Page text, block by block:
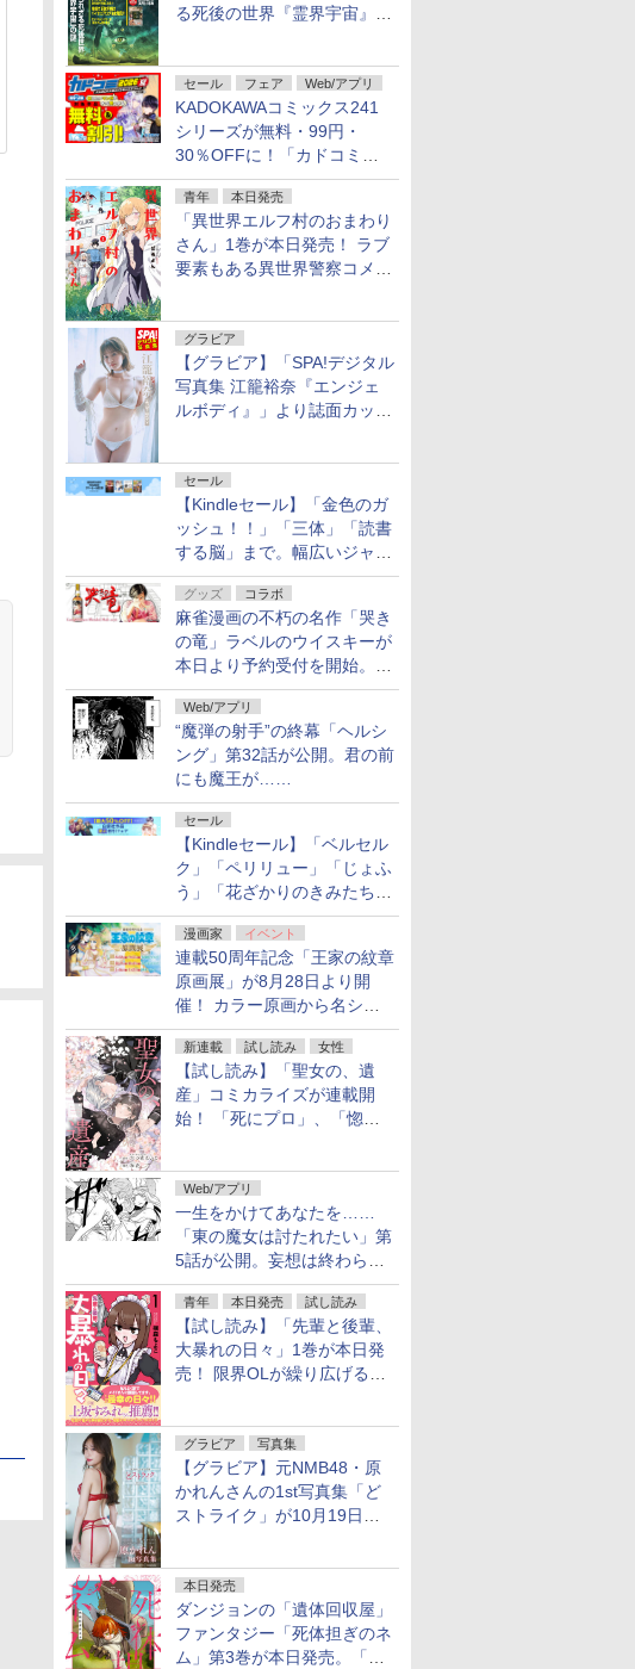
る死後の世界『霊界宇宙』の
セール フェア Web/アプリ
KADOKAWAコミックス241
シリーズが無料・99円・
30％OFFに！「カドコミフ
ェア 2026」第2弾が開催中！
青年 本日発売
「異世界エルフ村のおまわり
さん」1巻が本日発売！ ラブ
要素もある異世界警察コメデ
グラビア
【グラビア】「SPA!デジタル
写真集 江籠裕奈『エンジェ
ルボディ』」より誌面カット
セール
【Kindleセール】「金色のガ
ッシュ！！」「三体」「読書
する脳」まで。幅広いジャン
ルの電子書籍が最大65％オ
フ！「Kindle本サマーセー
ル」第2弾が開催中！
グッズ コラボ
麻雀漫画の不朽の名作「哭き
の竜」ラベルのウイスキーが
本日より予約受付を開始。8
月16日まで
Web/アプリ
“魔弾の射手”の終幕「ヘルシ
ング」第32話が公開。君の前
にも魔王が……
セール
【Kindleセール】「ベルセル
ク」「ペリリュー」「じょふ
う」「花ざかりのきみたち
へ」などが最大50％オフ！
「白泉社 夏の大割引セー
ル」が開催中！
漫画家 イベント
連載50周年記念「王家の紋章
原画展」が8月28日より開
催！ カラー原画から名シー
ンの原稿まで
新連載 試し読み 女性
【試し読み】「聖女の、遺
産」コミカライズが連載開
始！ 「死にプロ」、「惚れ
Web/アプリ
一生をかけてあなたを……
「東の魔女は討たれたい」第
5話が公開。妄想は終わらな
い
青年 本日発売 試し読み
【試し読み】「先輩と後輩、
大暴れの日々」1巻が本日発
売！ 限界OLが繰り広げる禁
グラビア 写真集
【グラビア】元NMB48・原
かれんさんの1st写真集「ど
ストライク」が10月19日発
本日発売
ダンジョンの「遺体回収屋」
ファンタジー「死体担ぎのネ
ム」第3巻が本日発売。「フ